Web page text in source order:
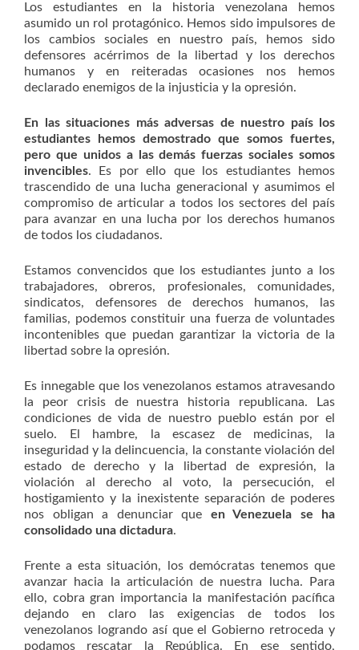
Los estudiantes en la historia venezolana hemos
asumido un rol protagónico. Hemos sido impulsores de
los cambios sociales en nuestro país, hemos sido
defensores acérrimos de la libertad y los derechos
humanos y en reiteradas ocasiones nos hemos
declarado enemigos de la injusticia y la opresión.
En las situaciones más adversas de nuestro país los
estudiantes hemos demostrado que somos fuertes,
pero que unidos a las demás fuerzas sociales somos
invencibles. Es por ello que los estudiantes hemos
trascendido de una lucha generacional y asumimos el
compromiso de articular a todos los sectores del país
para avanzar en una lucha por los derechos humanos
de todos los ciudadanos.
Estamos convencidos que los estudiantes junto a los
trabajadores, obreros, profesionales, comunidades,
sindicatos, defensores de derechos humanos, las
familias, podemos constituir una fuerza de voluntades
incontenibles que puedan garantizar la victoria de la
libertad sobre la opresión.
Es innegable que los venezolanos estamos atravesando
la peor crisis de nuestra historia republicana. Las
condiciones de vida de nuestro pueblo están por el
suelo. El hambre, la escasez de medicinas, la
inseguridad y la delincuencia, la constante violación del
estado de derecho y la libertad de expresión, la
violación al derecho al voto, la persecución, el
hostigamiento y la inexistente separación de poderes
nos obligan a denunciar que en Venezuela se ha
consolidado una dictadura.
Frente a esta situación, los demócratas tenemos que
avanzar hacia la articulación de nuestra lucha. Para
ello, cobra gran importancia la manifestación pacífica
dejando en claro las exigencias de todos los
venezolanos logrando así que el Gobierno retroceda y
podamos rescatar la República. En ese sentido,